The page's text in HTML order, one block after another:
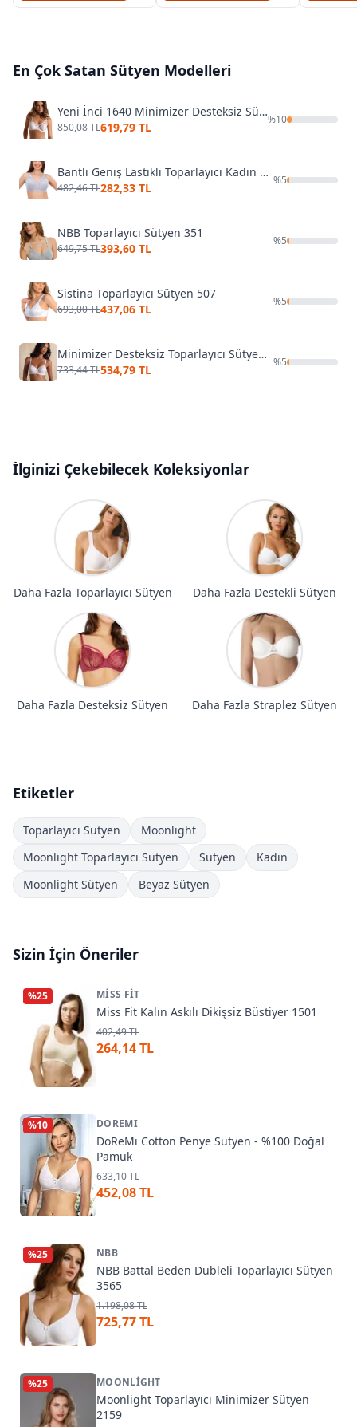
En Çok Satan Sütyen Modelleri
Yeni İnci 1640 Minimizer Desteksiz Sütyen (1 Beden Küçültür)
850,08 TL619,79 TL
%10
Bantlı Geniş Lastikli Toparlayıcı Kadın Sütyen Liza 541
482,46 TL282,33 TL
%5
NBB Toparlayıcı Sütyen 351
649,75 TL393,60 TL
%5
Sistina Toparlayıcı Sütyen 507
693,00 TL437,06 TL
%5
Minimizer Desteksiz Toparlayıcı Sütyen Yeni İnci 1950
733,44 TL534,79 TL
%5
İlginizi Çekebilecek Koleksiyonlar
Daha Fazla Toparlayıcı Sütyen Daha Fazla Destekli Sütyen
Daha Fazla Desteksiz Sütyen Daha Fazla Straplez Sütyen
Etiketler
Toparlayıcı Sütyen
Moonlight
Moonlight Toparlayıcı Sütyen
Sütyen
Kadın
Moonlight Sütyen
Beyaz Sütyen
Sizin İçin Öneriler
%25 MISS FIT
Miss Fit Kalın Askılı Dikişsiz Büstiyer 1501
402,49 TL
264,14 TL
%10 DOREMI
DoReMi Cotton Penye Sütyen - %100 Doğal
Pamuk
633,10 TL
452,08 TL
%25 NBB
NBB Battal Beden Dubleli Toparlayıcı Sütyen
3565
1.198,08 TL
725,77 TL
%25 MOONLIGHT
Moonlight Toparlayıcı Minimizer Sütyen
2159